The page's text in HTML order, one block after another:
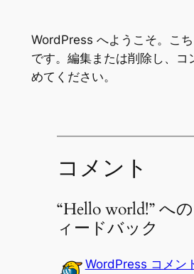
WordPress へようこそ。こ
です。編集または削除し、コ
めてください。
コメント
“Hello world!” へ
ィードバック
WordPress コメン